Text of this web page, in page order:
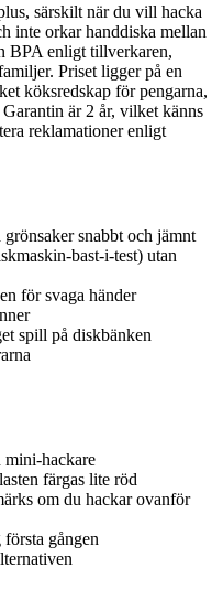
särskilt när du vill hacka
inte orkar handdiska mellan
BPA enligt tillverkaren,
Priset ligger på en
köksredskap för pengarna,
är 2 år, vilket känns
reklamationer enligt
snabbt och jämnt
bast-i-test) utan
för svaga händer
spill på diskbänken
mini-hackare
färgas lite röd
om du hackar ovanför
gången